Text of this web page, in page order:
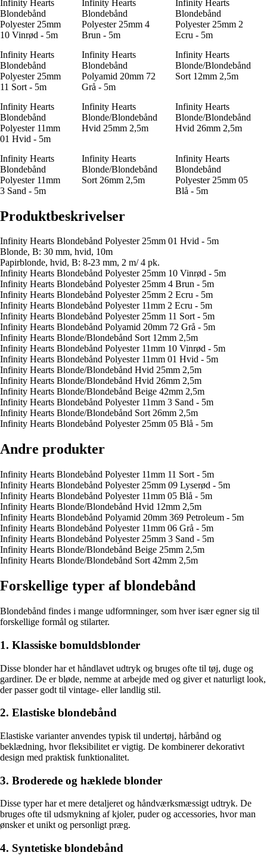
Infinity Hearts
Blondebånd
Polyester 25mm
10 Vinrød - 5m
Infinity Hearts
Blondebånd
Polyester 25mm 4
Brun - 5m
Infinity Hearts
Blondebånd
Polyester 25mm 2
Ecru - 5m
Infinity Hearts
Blondebånd
Polyester 25mm
11 Sort - 5m
Infinity Hearts
Blondebånd
Polyamid 20mm 72
Grå - 5m
Infinity Hearts
Blonde/Blondebånd
Sort 12mm 2,5m
Infinity Hearts
Blondebånd
Polyester 11mm
01 Hvid - 5m
Infinity Hearts
Blonde/Blondebånd
Hvid 25mm 2,5m
Infinity Hearts
Blonde/Blondebånd
Hvid 26mm 2,5m
Infinity Hearts
Blondebånd
Polyester 11mm
3 Sand - 5m
Infinity Hearts
Blonde/Blondebånd
Sort 26mm 2,5m
Infinity Hearts
Blondebånd
Polyester 25mm 05
Blå - 5m
Produktbeskrivelser
Infinity Hearts Blondebånd Polyester 25mm 01 Hvid - 5m
Blonde, B: 30 mm, hvid, 10m
Papirblonde, hvid, B: 8-23 mm, 2 m/ 4 pk.
Infinity Hearts Blondebånd Polyester 25mm 10 Vinrød - 5m
Infinity Hearts Blondebånd Polyester 25mm 4 Brun - 5m
Infinity Hearts Blondebånd Polyester 25mm 2 Ecru - 5m
Infinity Hearts Blondebånd Polyester 11mm 2 Ecru - 5m
Infinity Hearts Blondebånd Polyester 25mm 11 Sort - 5m
Infinity Hearts Blondebånd Polyamid 20mm 72 Grå - 5m
Infinity Hearts Blonde/Blondebånd Sort 12mm 2,5m
Infinity Hearts Blondebånd Polyester 11mm 10 Vinrød - 5m
Infinity Hearts Blondebånd Polyester 11mm 01 Hvid - 5m
Infinity Hearts Blonde/Blondebånd Hvid 25mm 2,5m
Infinity Hearts Blonde/Blondebånd Hvid 26mm 2,5m
Infinity Hearts Blonde/Blondebånd Beige 42mm 2,5m
Infinity Hearts Blondebånd Polyester 11mm 3 Sand - 5m
Infinity Hearts Blonde/Blondebånd Sort 26mm 2,5m
Infinity Hearts Blondebånd Polyester 25mm 05 Blå - 5m
Andre produkter
Infinity Hearts Blondebånd Polyester 11mm 11 Sort - 5m
Infinity Hearts Blondebånd Polyester 25mm 09 Lyserød - 5m
Infinity Hearts Blondebånd Polyester 11mm 05 Blå - 5m
Infinity Hearts Blonde/Blondebånd Hvid 12mm 2,5m
Infinity Hearts Blondebånd Polyamid 20mm 369 Petroleum - 5m
Infinity Hearts Blondebånd Polyester 11mm 06 Grå - 5m
Infinity Hearts Blondebånd Polyester 25mm 3 Sand - 5m
Infinity Hearts Blonde/Blondebånd Beige 25mm 2,5m
Infinity Hearts Blonde/Blondebånd Sort 42mm 2,5m
Forskellige typer af blondebånd
Blondebånd findes i mange udformninger, som hver især egner sig til
forskellige formål og stilarter.
1. Klassiske bomuldsblonder
Disse blonder har et håndlavet udtryk og bruges ofte til tøj, duge og
gardiner. De er bløde, nemme at arbejde med og giver et naturligt look,
der passer godt til vintage- eller landlig stil.
2. Elastiske blondebånd
Elastiske varianter anvendes typisk til undertøj, hårbånd og
beklædning, hvor fleksibilitet er vigtig. De kombinerer dekorativt
design med praktisk funktionalitet.
3. Broderede og hæklede blonder
Disse typer har et mere detaljeret og håndværksmæssigt udtryk. De
bruges ofte til udsmykning af kjoler, puder og accessories, hvor man
ønsker et unikt og personligt præg.
4. Syntetiske blondebånd